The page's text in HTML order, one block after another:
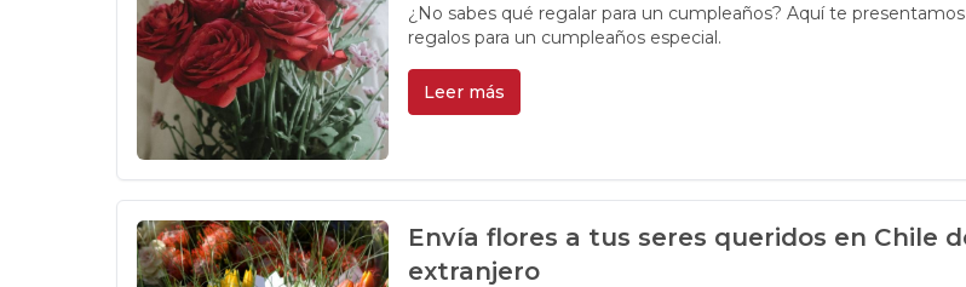
¿No sabes qué regalar para un cumpleaños? Aquí te
regalos para un cumpleaños especial.
Leer más
Envía flores a tus seres queridos en Chile
extranjero